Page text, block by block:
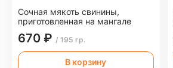
Сочная мякоть свинины,
приготовленная на мангале
670 ₽ / 195 гр.
В корзину